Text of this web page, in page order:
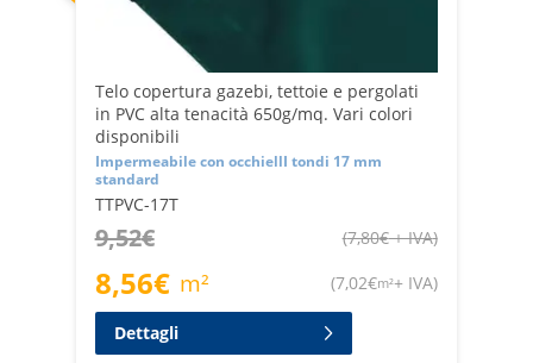
Telo copertura gazebi, tettoie e pergolati
in PVC alta tenacità 650g/mq. Vari colori
disponibili
Impermeabile con occhiellI tondi 17 mm
standard
TTPVC-17T
9,52€ (7,80€+ IVA)
8,56€ m² (7,02€m²+ IVA)
Dettagli